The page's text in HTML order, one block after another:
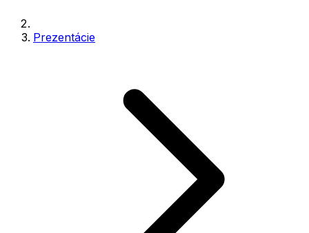
Prezentácie